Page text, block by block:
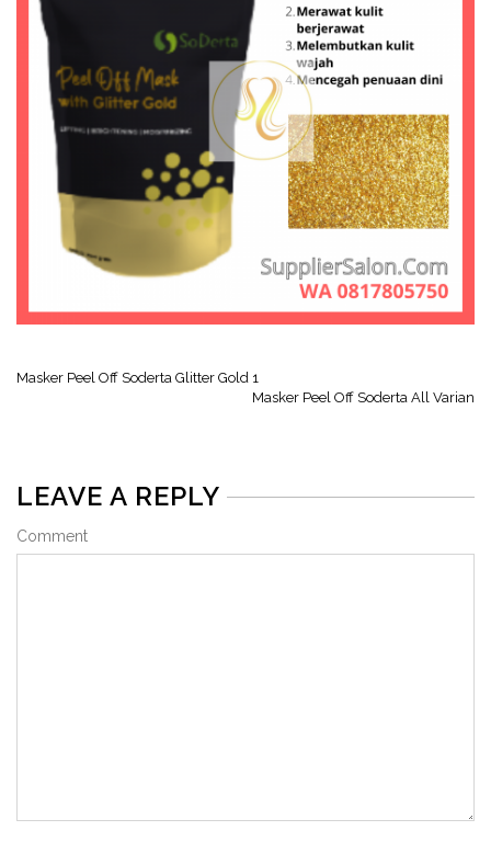
Masker Peel Off Soderta Glitter Gold 1
Masker Peel Off Soderta All Varian
LEAVE A REPLY
Comment